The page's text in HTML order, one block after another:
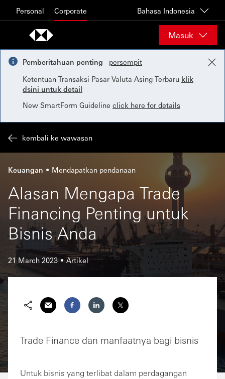
Personal Corporate Bahasa Indonesia
Masuk
Pemberitahuan penting
persempit
Ketentuan Transaksi Pasar Valuta Asing Terbaru klik
dsini untuk detail
New SmartForm Guideline click here for details
kembali ke wawasan
Keuangan Mendapatkan pendanaan
Alasan Mengapa Trade
Financing Penting untuk
Bisnis Anda
21 March 2023 Artikel
Trade Finance dan manfaatnya bagi bisnis
Untuk bisnis yang terlibat dalam perdagangan